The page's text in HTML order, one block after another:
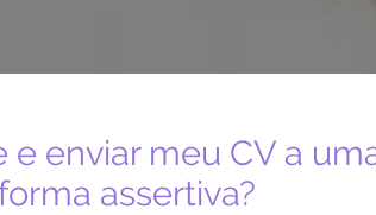
enviar meu CV a
assertiva?